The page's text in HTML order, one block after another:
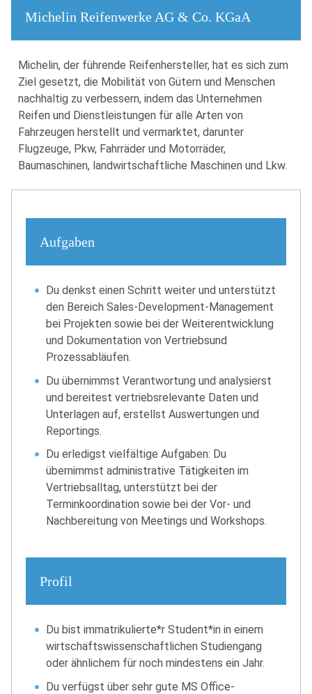
Michelin Reifenwerke AG & Co. KGaA
Michelin, der führende Reifenhersteller, hat es sich zum
Ziel gesetzt, die Mobilität von Gütern und Menschen
nachhaltig zu verbessern, indem das Unternehmen
Reifen und Dienstleistungen für alle Arten von
Fahrzeugen herstellt und vermarktet, darunter
Flugzeuge, Pkw, Fahrräder und Motorräder,
Baumaschinen, landwirtschaftliche Maschinen und Lkw.
Aufgaben
Du denkst einen Schritt weiter und unterstützt
den Bereich Sales-Development-Management
bei Projekten sowie bei der Weiterentwicklung
und Dokumentation von Vertriebsund
Prozessabläufen.
Du übernimmst Verantwortung und analysierst
und bereitest vertriebsrelevante Daten und
Unterlagen auf, erstellst Auswertungen und
Reportings.
Du erledigst vielfältige Aufgaben: Du
übernimmst administrative Tätigkeiten im
Vertriebsalltag, unterstützt bei der
Terminkoordination sowie bei der Vor- und
Nachbereitung von Meetings und Workshops.
Profil
Du bist immatrikulierte*r Student*in in einem
wirtschaftswissenschaftlichen Studiengang
oder ähnlichem für noch mindestens ein Jahr.
Du verfügst über sehr gute MS Office-